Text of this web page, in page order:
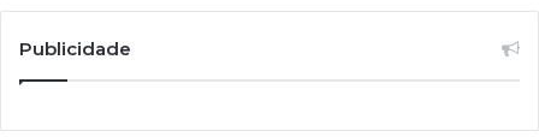
Publicidade